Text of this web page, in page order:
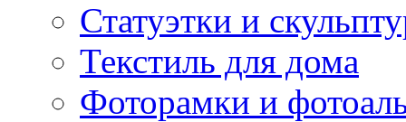
Статуэтки и
Текстиль для дома
Фоторамки и